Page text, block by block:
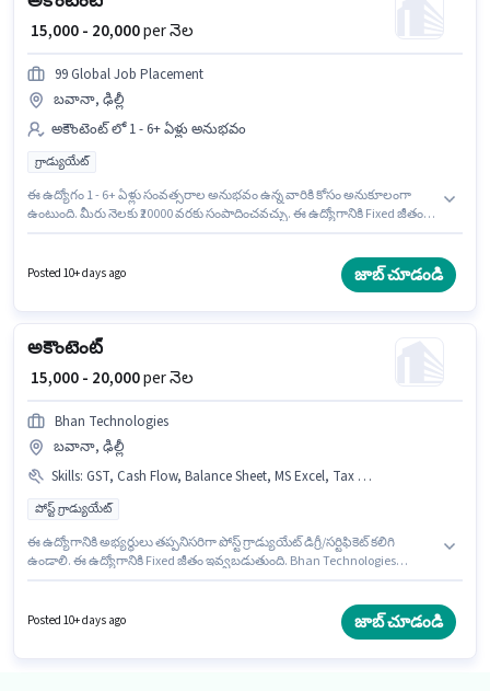
₹ 15,000 - 20,000per నెల
99 Global Job Placement
బవానా, ఢిల్లీ
అకౌంటెంట్ లో 1 - 6+ ఏళ్లు అనుభవం
గ్రాడ్యుయేట్
ఈ ఉద్యోగం 1 - 6+ ఏళ్లు సంవత్సరాల అనుభవం ఉన్న వారికి కోసం అనుకూలంగా
ఉంటుంది. మీరు నెలకు ₹20000 వరకు సంపాదించవచ్చు. ఈ ఉద్యోగానికి Fixed జీతం
అకౌంటెంట్ విభాగంలో అకౌంటెంట్ ఉద్యోగానికి క్రియాశీలకంగా నియామకం
Posted 10+ days ago జాబ్ చూడండి
అకౌంటెంట్
₹ 15,000 - 20,000per నెల
Bhan Technologies
బవానా, ఢిల్లీ
Skills: GST, Cash Flow, Balance Sheet, MS Excel, Tax Returns
పోస్ట్ గ్రాడ్యుయేట్
ఈ ఉద్యోగానికి అభ్యర్థులు తప్పనిసరిగా పోస్ట్ గ్రాడ్యుయేట్ డిగ్రీ/సర్టిఫికెట్ కలిగి
ఉండాలి. ఈ ఉద్యోగానికి Fixed జీతం ఇవ్వబడుతుంది. Bhan Technologies
Excel, Tax Returns ఉండాలి. ఈ ఖాళీ బవానా, ఢిల్లీ లో ఉంది. ఈ ఉద్యోగం 1 - 2 ఏళ్లు
సంవత్సరాల అనుభవం ఉన్న వారికి కోసం, నెల జీతం ₹20000 ఉంటుంది.
Posted 10+ days ago జాబ్ చూడండి